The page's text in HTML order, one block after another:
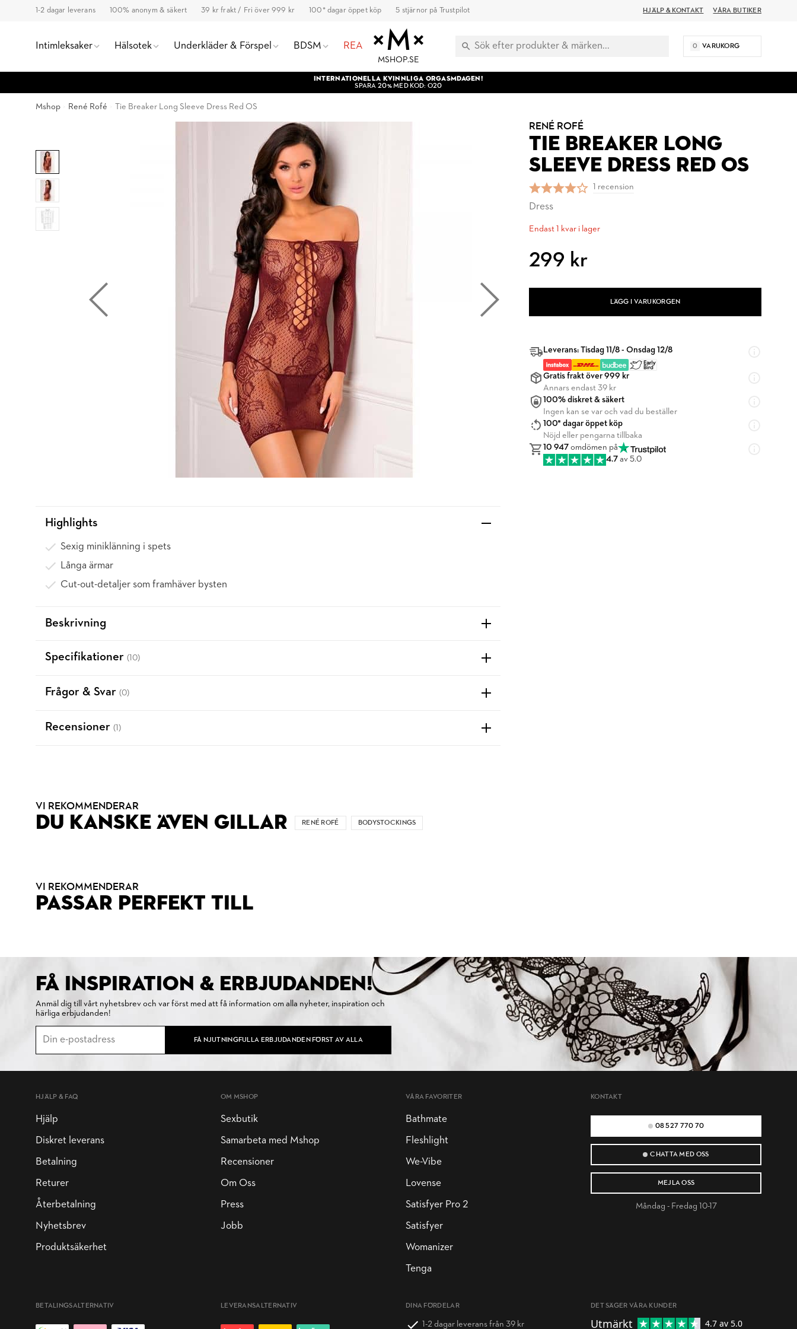
1-2 dagar leverans 100% anonym & säkert 39 kr frakt / Fri över 999 kr 100* dagar öppet köp 5 stjärnor på Trustpilot HJÄLP & KONTAKT VÅRA BUTIKER
Intimleksaker Hälsotek Underkläder & Förspel BDSM REA
MSHOP.SE
0 VARUKORG
INTERNATIONELLA KVINNLIGA ORGASMDAGEN!
SPARA 20% MED KOD: O20
Mshop René Rofé Tie Breaker Long Sleeve Dress Red OS
RENÉ ROFÉ
TIE BREAKER LONG
SLEEVE DRESS RED OS
1 recension
Dress
Endast 1 kvar i lager
299 kr
LÄGG I VARUKORGEN
Leverans: Tisdag 11/8 - Onsdag 12/8
Gratis frakt över 999 kr
Annars endast 39 kr
100% diskret & säkert
Ingen kan se var och vad du beställer
100* dagar öppet köp
Nöjd eller pengarna tillbaka
10 947 omdömen på
4.7 av 5.0
Highlights
Sexig miniklänning i spets
Långa ärmar
Cut-out-detaljer som framhäver bysten
Beskrivning
Specifikationer (10)
Frågor & Svar (0)
Recensioner (1)
VI REKOMMENDERAR
DU KANSKE ÄVEN GILLAR RENÉ ROFÉ BODYSTOCKINGS
VI REKOMMENDERAR
PASSAR PERFEKT TILL
FÅ INSPIRATION & ERBJUDANDEN!
Anmäl dig till vårt nyhetsbrev och var först med att få information om alla nyheter, inspiration och
härliga erbjudanden!
FÅ NJUTNINGFULLA ERBJUDANDEN FÖRST AV ALLA
KONTAKT
08 527 770 70
CHATTA MED OSS
MEJLA OSS
Måndag - Fredag 10-17
HJÄLP & FAQ
Hjälp
Diskret leverans
Betalning
Returer
Återbetalning
Nyhetsbrev
Produktsäkerhet
OM MSHOP
Sexbutik
Samarbeta med Mshop
Recensioner
Om Oss
Press
Jobb
VÅRA FAVORITER
Bathmate
Fleshlight
We-Vibe
Lovense
Satisfyer Pro 2
Satisfyer
Womanizer
Tenga
DINA FÖRDELAR
1-2 dagar leverans från 39 kr
BETALINGSALTERNATIV LEVERANSALTERNATIV DET SÄGER VÅRA KUNDER
Utmärkt 4.7 av 5.0